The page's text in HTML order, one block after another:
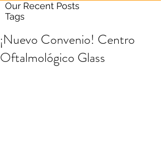
Our Recent Posts
Tags
¡Nuevo Convenio! Centro
Oftalmológico Glass